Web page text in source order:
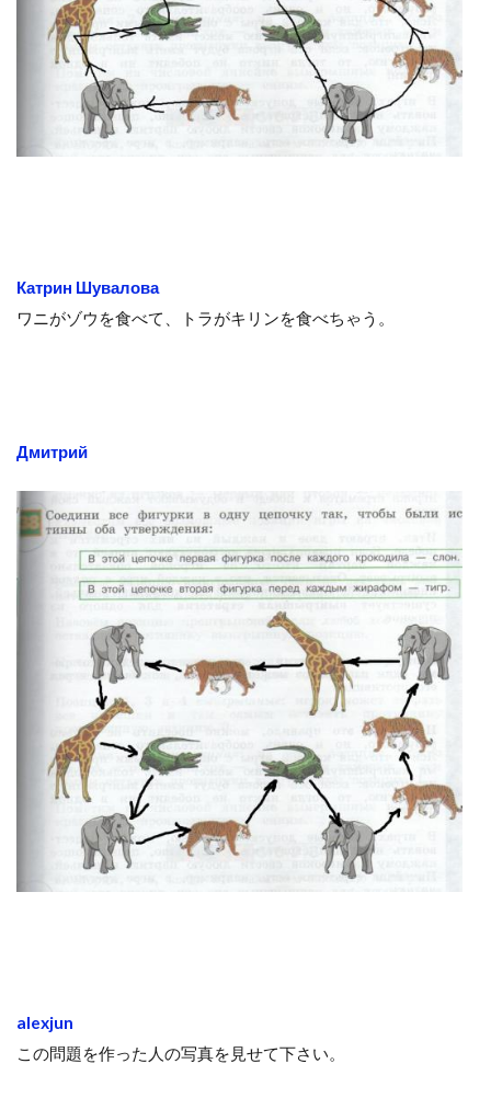
Катрин Шувалова
ワニがゾウを食べて、トラがキリンを食べちゃう。
Дмитрий
alexjun
この問題を作った人の写真を見せて下さい。